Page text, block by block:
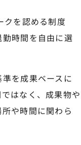
クを認める制度
時間を自由に選
を成果ベースに
はなく、成果物や
や時間に関わら